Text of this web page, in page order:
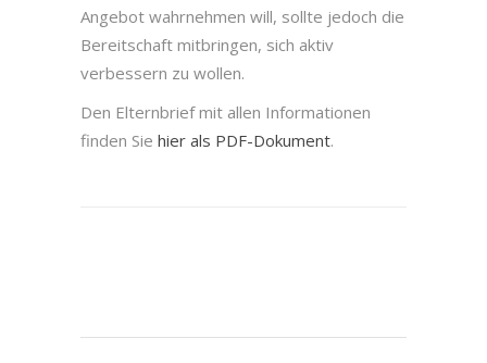
Angebot wahrnehmen will, sollte jedoch die
Bereitschaft mitbringen, sich aktiv
verbessern zu wollen.
Den Elternbrief mit allen Informationen
finden Sie hier als PDF-Dokument.